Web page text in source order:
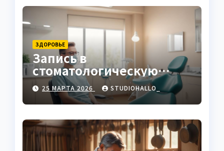
ЗДОРОВЬЕ
Запись в
стоматологическую
клинику
25 МАРТА 2026 STUDIOHALLO_